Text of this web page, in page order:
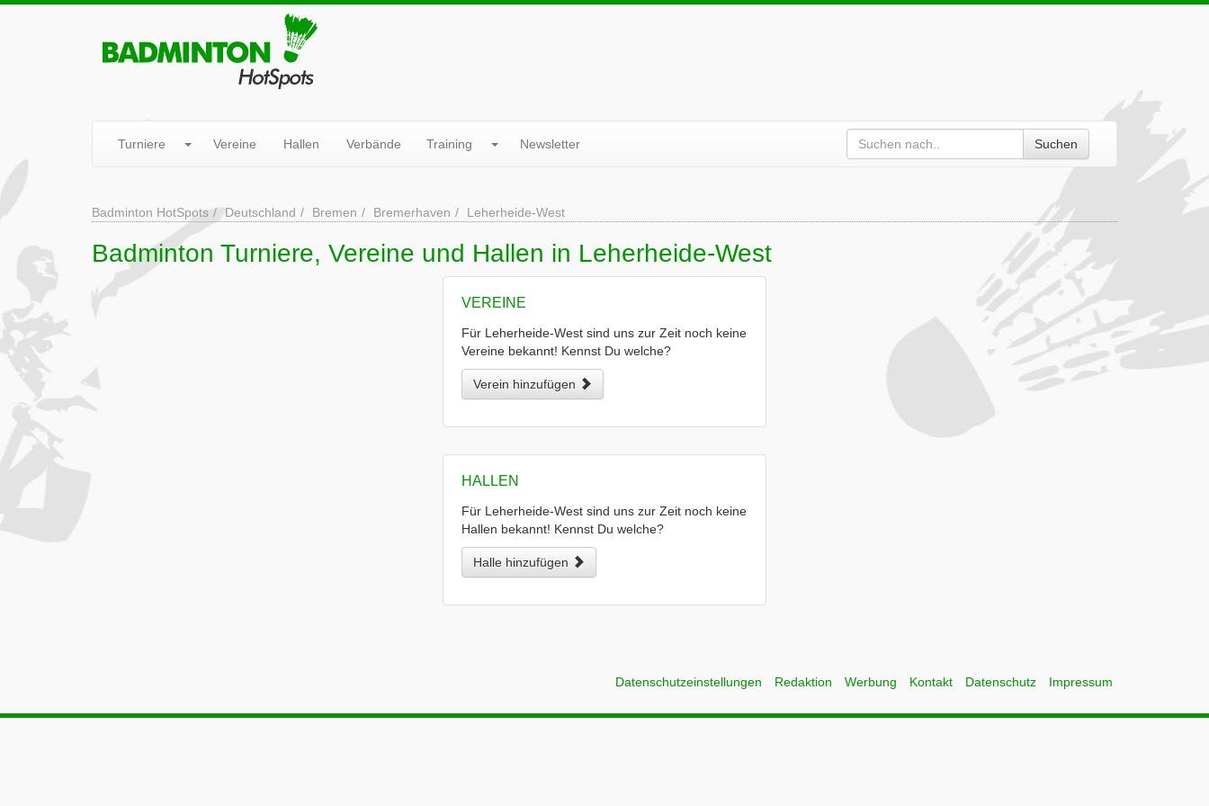
Turniere Vereine Hallen Verbände Training Newsletter Suchen
Badminton HotSpots Deutschland Bremen Bremerhaven Leherheide-West
Badminton Turniere, Vereine und Hallen in Leherheide-West
VEREINE
Für Leherheide-West sind uns zur Zeit noch keine
Vereine bekannt! Kennst Du welche?
Verein hinzufügen
HALLEN
Für Leherheide-West sind uns zur Zeit noch keine
Hallen bekannt! Kennst Du welche?
Halle hinzufügen
Datenschutzeinstellungen Redaktion Werbung Kontakt Datenschutz Impressum